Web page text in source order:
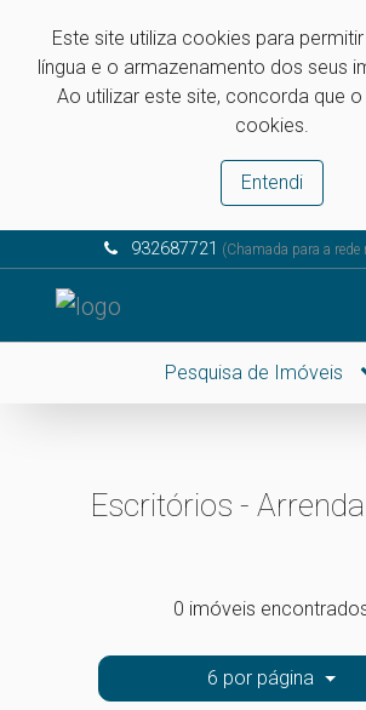
Este site utiliza cookies para
língua e o armazenamento dos seus
Ao utilizar este site, concorda que
cookies.
Entendi
932687721 (Chamada para a
Pesquisa de Imóveis
Escritórios -
0 imóveis
6 por página